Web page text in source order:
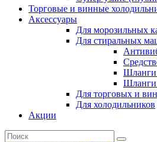
Торговые и винные
Аксессуары
Для морозильных
Для стиральных
Шланги
Шланги
Для торговых и
Для холодильников
Акции